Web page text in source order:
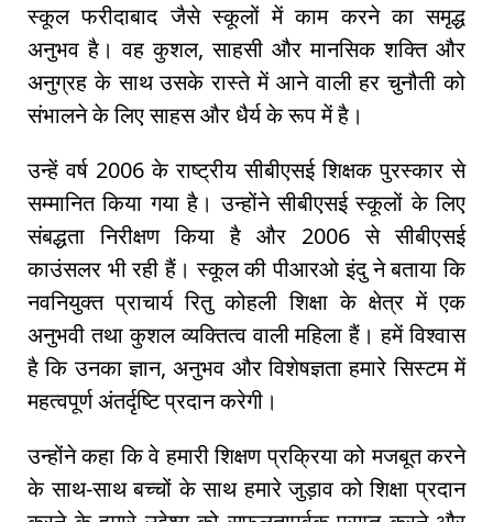
स्कूल फरीदाबाद जैसे स्कूलों में काम करने का समृद्ध
अनुभव है। वह कुशल, साहसी और मानसिक शक्ति और
अनुग्रह के साथ उसके रास्ते में आने वाली हर चुनौती को
संभालने के लिए साहस और धैर्य के रूप में है।
उन्हें वर्ष 2006 के राष्ट्रीय सीबीएसई शिक्षक पुरस्कार से
सम्मानित किया गया है। उन्होंने सीबीएसई स्कूलों के लिए
संबद्धता निरीक्षण किया है और 2006 से सीबीएसई
काउंसलर भी रही हैं। स्कूल की पीआरओ इंदु ने बताया कि
नवनियुक्त प्राचार्य रितु कोहली शिक्षा के क्षेत्र में एक
अनुभवी तथा कुशल व्यक्तित्व वाली महिला हैं। हमें विश्वास
है कि उनका ज्ञान, अनुभव और विशेषज्ञता हमारे सिस्टम में
महत्वपूर्ण अंतर्दृष्टि प्रदान करेगी।
उन्होंने कहा कि वे हमारी शिक्षण प्रक्रिया को मजबूत करने
के साथ-साथ बच्चों के साथ हमारे जुड़ाव को शिक्षा प्रदान